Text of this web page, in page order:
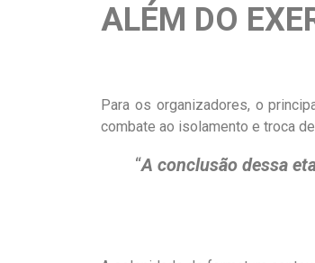
ALÉM DO
Para os organizadores, o
combate ao isolamento e troca
“A conclusão dessa